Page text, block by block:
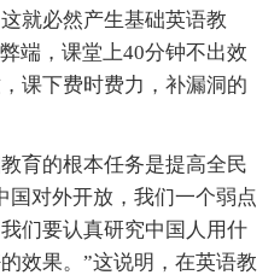
就必然产生基础英语教
端，课堂上40分钟不出效
课下费时费力，补漏洞的
育的根本任务是提高全民
国对外开放，我们一个弱点
们要认真研究中国人用什
效果。”这说明，在英语教